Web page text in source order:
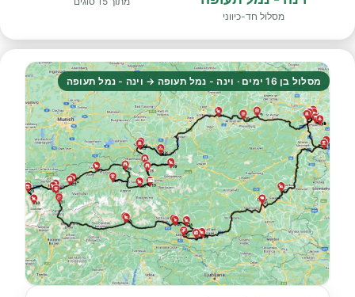
מסלול חד-כיווני
מסלול בן 16 ימים · וינה - נמל תעופה → וינה - נמל תעופה